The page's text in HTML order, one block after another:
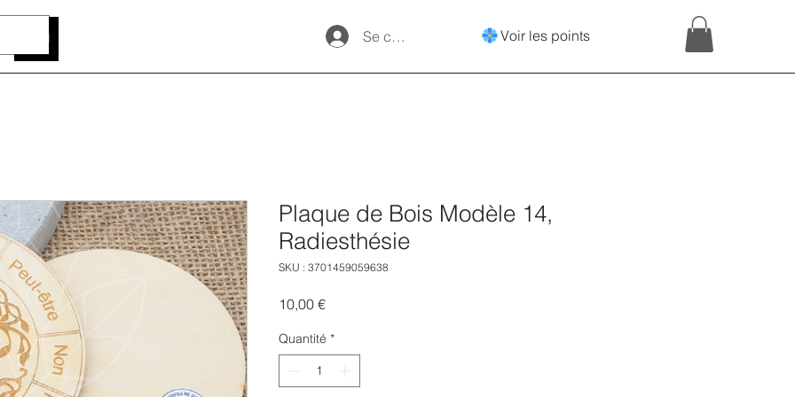
Se connecter Voir les points
Plaque de Bois Modèle 14,
Radiesthésie
SKU : 3701459059638
10,00 €Prix
Quantité *